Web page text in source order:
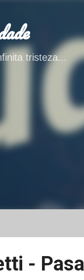
Ir al
tristeza...
-